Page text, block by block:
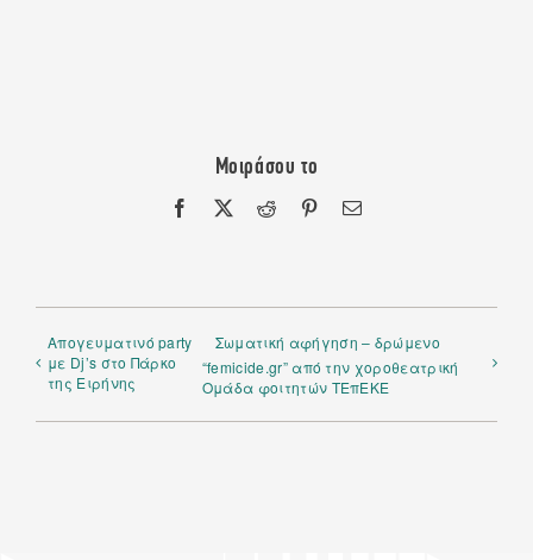
Μοιράσου το
Facebook
X Reddit PinterestEmail
Απογευματινό party
με Dj’s στο Πάρκο
της Ειρήνης
Σωματική αφήγηση – δρώμενο
“femicide.gr” από την χοροθεατρική
Ομάδα φοιτητών ΤΕπΕΚΕ